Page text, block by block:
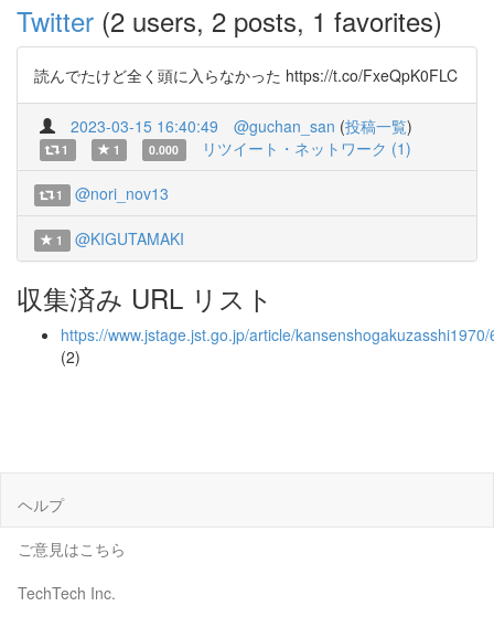
Twitter (2 users, 2 posts, 1 favorites)
読んでたけど全く頭に入らなかった https://t.co/FxeQpK0FLC
2023-03-15 16:40:49 @guchan_san (投稿一覧)
1 1 0.000 リツイート・ネットワーク (1)
1 @nori_nov13
1 @KIGUTAMAKI
収集済み URL リスト
https://www.jstage.jst.go.jp/article/
(2)
ヘルプ
ご意見はこちら
TechTech Inc.